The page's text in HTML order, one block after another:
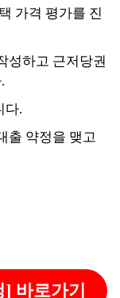
가격 평가를 진
성하고 근저당권
다.
출 약정을 맺고
바로가기